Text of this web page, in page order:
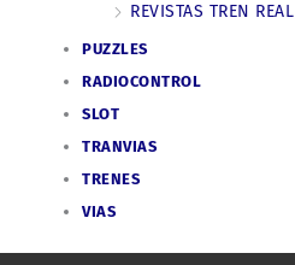
REVISTAS TREN REAL
PUZZLES
RADIOCONTROL
SLOT
TRANVIAS
TRENES
VIAS